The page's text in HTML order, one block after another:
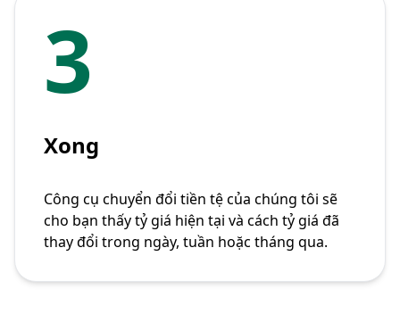
3
Xong
Công cụ chuyển đổi tiền tệ của chúng tôi sẽ
cho bạn thấy tỷ giá hiện tại và cách tỷ giá đã
thay đổi trong ngày, tuần hoặc tháng qua.